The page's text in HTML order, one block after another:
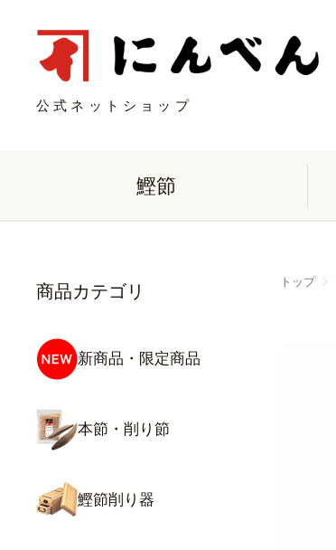
公式ネットショップ
鰹節
商品カテゴリ
新商品・限定商品
本節・削り節
鰹節削り器
トップ